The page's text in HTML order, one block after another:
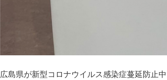
広島県が新型コロナウイルス感染症蔓延防止